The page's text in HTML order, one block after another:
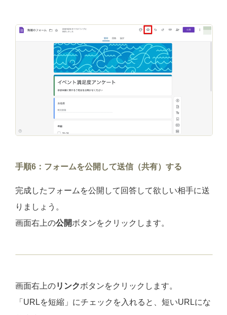
手順6：フォームを公開して送信（共有）する
完成したフォームを公開して回答して欲しい相手に送
りましょう。
画面右上の公開ボタンをクリックします。
画面右上のリンクボタンをクリックします。
「URLを短縮」にチェックを入れると、短いURLにな